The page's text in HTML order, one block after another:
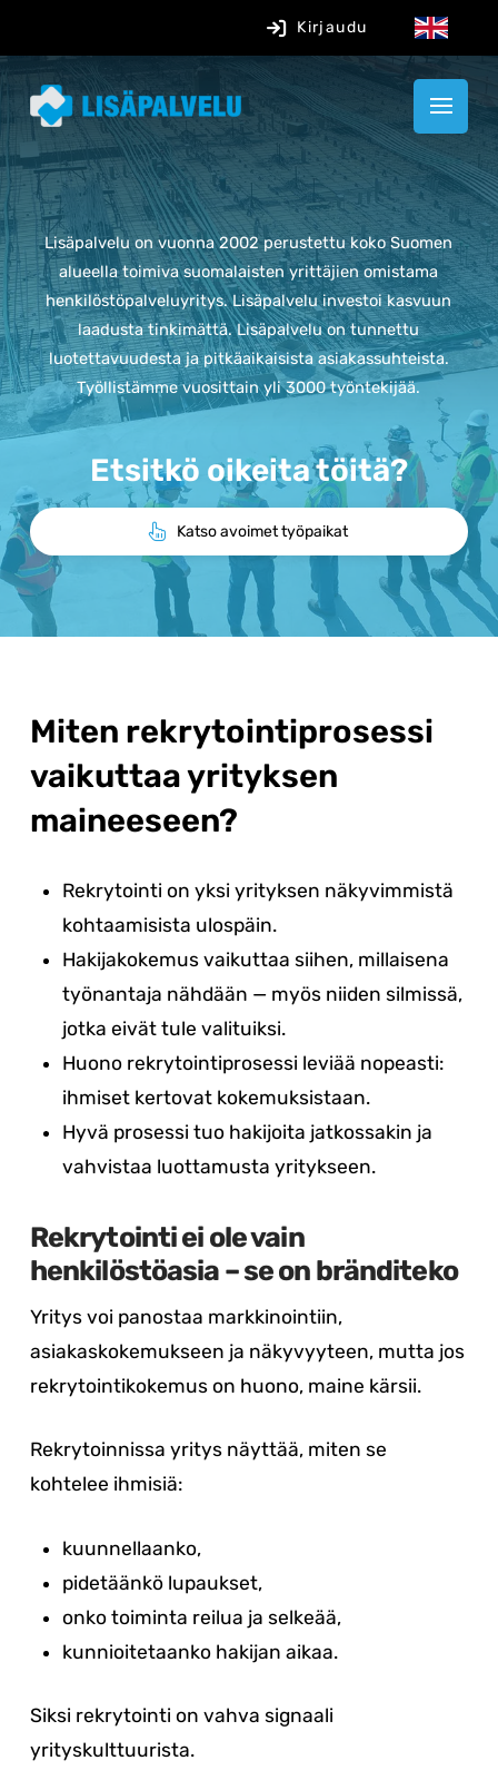
Kirjaudu
Lisäpalvelu on vuonna 2002 perustettu koko Suomen
alueella toimiva suomalaisten yrittäjien omistama
henkilöstöpalveluyritys. Lisäpalvelu investoi kasvuun
laadusta tinkimättä.Lisäpalvelu on tunnettu
luotettavuudesta ja pitkäaikaisista asiakassuhteista.
Työllistämme vuosittain yli 3000 työntekijää.
Etsitkö oikeita töitä?
Katso avoimet työpaikat
Miten rekrytointiprosessi
vaikuttaa yrityksen
maineeseen?
Rekrytointi on yksi yrityksen näkyvimmistä
kohtaamisista ulospäin.
Hakijakokemus vaikuttaa siihen, millaisena
työnantaja nähdään — myös niiden silmissä,
jotka eivät tule valituiksi.
Huono rekrytointiprosessi leviää nopeasti:
ihmiset kertovat kokemuksistaan.
Hyvä prosessi tuo hakijoita jatkossakin ja
vahvistaa luottamusta yritykseen.
Rekrytointi ei ole vain
henkilöstöasia – se on bränditeko
Yritys voi panostaa markkinointiin,
asiakaskokemukseen ja näkyvyyteen, mutta jos
rekrytointikokemus on huono, maine kärsii.
Rekrytoinnissa yritys näyttää, miten se
kohtelee ihmisiä:
kuunnellaanko,
pidetäänkö lupaukset,
onko toiminta reilua ja selkeää,
kunnioitetaanko hakijan aikaa.
Siksi rekrytointi on vahva signaali
yrityskulttuurista.